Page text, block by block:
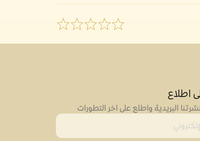
اطلاع
البريدية واطلع على اخر التطورات